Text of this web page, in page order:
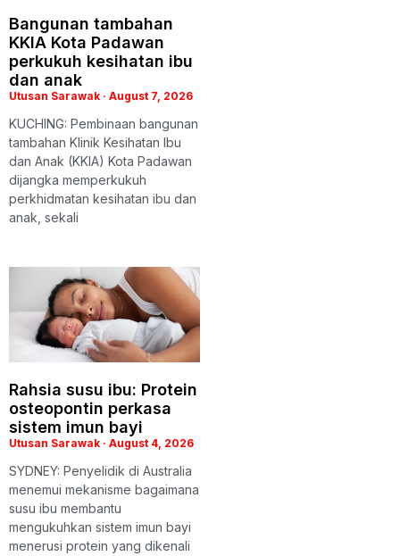
Bangunan tambahan
KKIA Kota Padawan
perkukuh kesihatan ibu
dan anak
Utusan Sarawak August 7, 2026
KUCHING: Pembinaan bangunan
tambahan Klinik Kesihatan Ibu
dan Anak (KKIA) Kota Padawan
dijangka memperkukuh
perkhidmatan kesihatan ibu dan
anak, sekali
Rahsia susu ibu: Protein
osteopontin perkasa
sistem imun bayi
Utusan Sarawak August 4, 2026
SYDNEY: Penyelidik di Australia
menemui mekanisme bagaimana
susu ibu membantu
mengukuhkan sistem imun bayi
menerusi protein yang dikenali